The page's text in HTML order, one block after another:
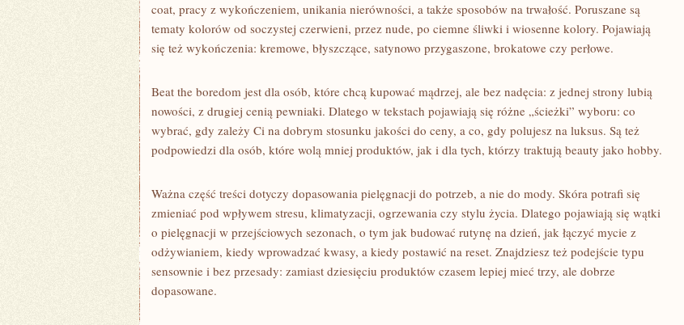
coat, pracy z wykończeniem, unikania nierówności, a także sposobów na trwałość. Poruszane są
tematy kolorów od soczystej czerwieni, przez nude, po ciemne śliwki i wiosenne kolory. Pojawiają
się też wykończenia: kremowe, błyszczące, satynowo przygaszone, brokatowe czy perłowe.
Beat the boredom jest dla osób, które chcą kupować mądrzej, ale bez nadęcia: z jednej strony lubią
nowości, z drugiej cenią pewniaki. Dlatego w tekstach pojawiają się różne „ścieżki” wyboru: co
wybrać, gdy zależy Ci na dobrym stosunku jakości do ceny, a co, gdy polujesz na luksus. Są też
podpowiedzi dla osób, które wolą mniej produktów, jak i dla tych, którzy traktują beauty jako hobby.
Ważna część treści dotyczy dopasowania pielęgnacji do potrzeb, a nie do mody. Skóra potrafi się
zmieniać pod wpływem stresu, klimatyzacji, ogrzewania czy stylu życia. Dlatego pojawiają się wątki
o pielęgnacji w przejściowych sezonach, o tym jak budować rutynę na dzień, jak łączyć mycie z
odżywianiem, kiedy wprowadzać kwasy, a kiedy postawić na reset. Znajdziesz też podejście typu
sensownie i bez przesady: zamiast dziesięciu produktów czasem lepiej mieć trzy, ale dobrze
dopasowane.